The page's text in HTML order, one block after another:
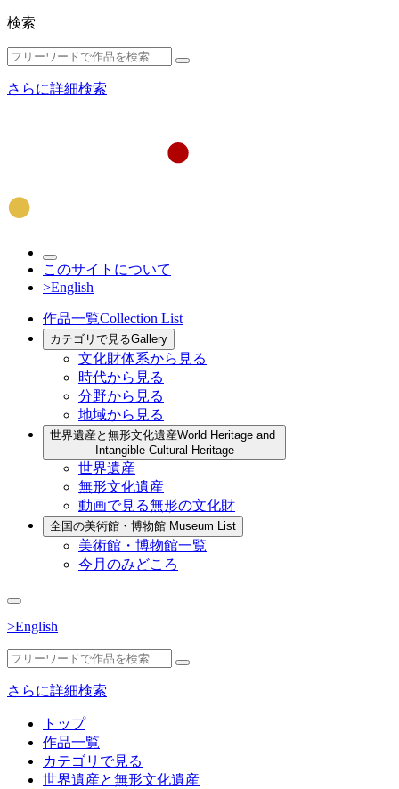
検索
さらに詳細検索
このサイトについて
>English
作品一覧Collection List
カテゴリで見るGallery
文化財体系から見る
時代から見る
分野から見る
地域から見る
世界遺産と無形文化遺産World Heritage and
Intangible Cultural Heritage
世界遺産
無形文化遺産
動画で見る無形の文化財
全国の美術館・博物館 Museum List
美術館・博物館一覧
今月のみどころ
>English
さらに詳細検索
トップ
作品一覧
カテゴリで見る
世界遺産と無形文化遺産